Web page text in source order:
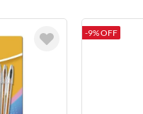
-9% OFF